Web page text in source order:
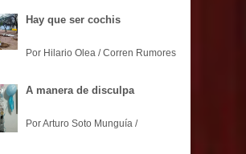
Hay que ser cochis
Por Hilario Olea / Corren Rumores
A manera de disculpa
Por Arturo Soto Munguía /